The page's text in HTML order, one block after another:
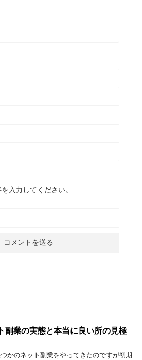
入力してください。
副業の実態と本当に良い所の見極
かのネット副業をやってきたのですが初期